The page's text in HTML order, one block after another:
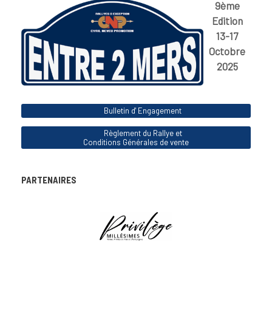
9ème
Edition
13-17
Octobre
2025
Bulletin d' Engagement
Règlement du Rallye et
Conditions Générales de vente
PARTENAIRES